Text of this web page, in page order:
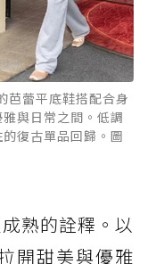
蕾平底鞋搭配合身
與日常之間。低調
復古單品回歸。圖
熟的詮釋。以
開甜美與優雅